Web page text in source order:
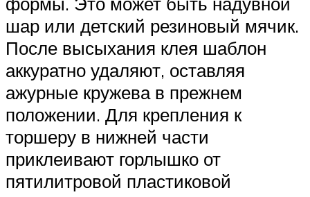
шар или детский резиновый мячик.
После высыхания клея шаблон
аккуратно удаляют, оставляя
ажурные кружева в прежнем
положении. Для крепления к
торшеру в нижней части
приклеивают горлышко от
пятилитровой пластиковой